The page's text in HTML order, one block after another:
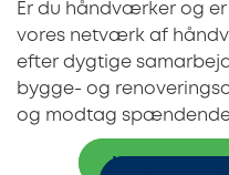
Er du håndværker og
vores netværk af
efter dygtige
bygge- og
og modtag
Indhent 3